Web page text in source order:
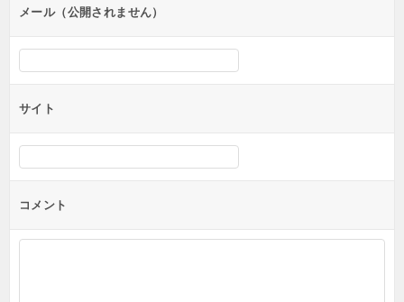
ンメール（公開されません）
サイト
コメント